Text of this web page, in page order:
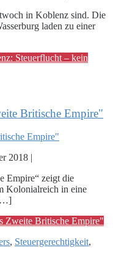
in Koblenz sind. Die
laden zu einer
Steuerflucht – kein
Britische Empire"
Empire"
2018 |
Empire“ zeigt die
Kolonialreich in eine
Zweite Britische Empire"
, Steuergerechtigkeit,